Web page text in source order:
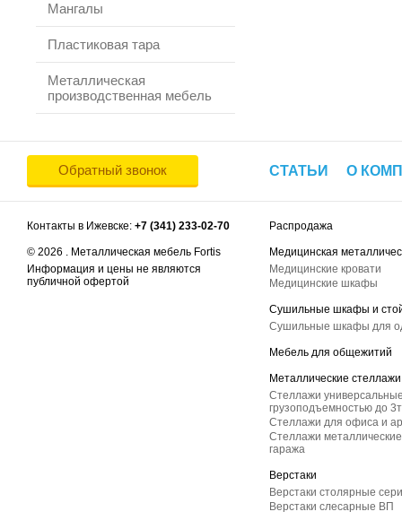
Мангалы
Пластиковая тара
Металлическая
производственная мебель
Обратный звонок СТАТЬИ О
Контакты в Ижевске: +7 (341) 233-02-70
© 2026 . Металлическая мебель Fortis
Информация и цены не являются
публичной офертой
Распродажа
Медицинская
Медицинские кровати
Медицинские шкафы
Сушильные шкафы и
Сушильные шкафы для
Мебель для общежитий
Металлические стеллажи
Стеллажи
грузоподъемностью до
Стеллажи для офиса и
Стеллажи
гаража
Верстаки
Верстаки столярные
Верстаки слесарные ВП